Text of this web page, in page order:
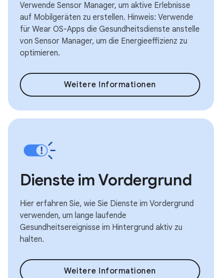
Verwende Sensor Manager, um aktive Erlebnisse
auf Mobilgeräten zu erstellen. Hinweis: Verwende
für Wear OS-Apps die Gesundheitsdienste anstelle
von Sensor Manager, um die Energieeffizienz zu
optimieren.
Weitere Informationen
Dienste im Vordergrund
Hier erfahren Sie, wie Sie Dienste im Vordergrund
verwenden, um lange laufende
Gesundheitsereignisse im Hintergrund aktiv zu
halten.
Weitere Informationen